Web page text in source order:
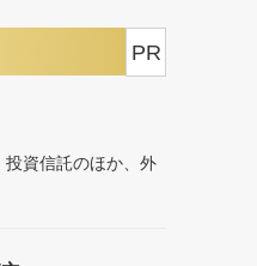
PR
資信託のほか、外